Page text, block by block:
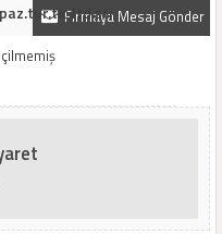
Firmaya Mesaj Gönder